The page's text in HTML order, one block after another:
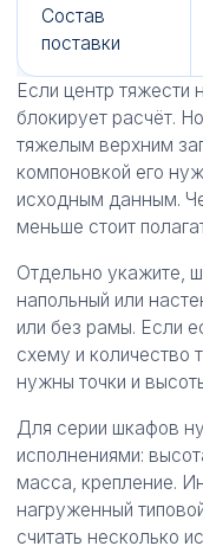
Состав
поставки
Если центр тяжести
блокирует расчёт.
тяжелым верхним
компоновкой его
исходным данным.
меньше стоит
Отдельно укажите,
напольный или
или без рамы. Если
схему и количество
нужны точки и
Для серии шкафов
исполнениями:
масса, крепление.
нагруженный
считать несколько